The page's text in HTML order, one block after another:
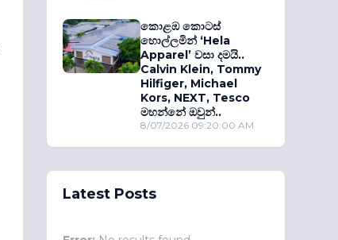
කොළඹ කොටස්
හොල්ලමින් ‘Hela
Apparel’ වසා දමයි..
Calvin Klein, Tommy
Hilfiger, Michael
Kors, NEXT, Tesco
මහන්නේ ඔවුන්..
8/07/2026 09:20:00 AM
Latest Posts